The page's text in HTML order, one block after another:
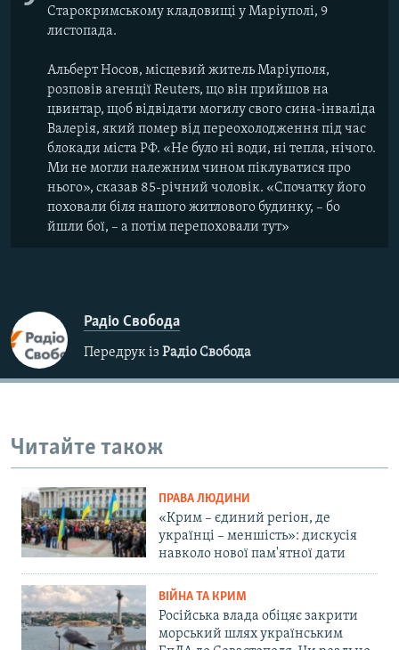
Старокримському кладовищі у Маріуполі, 9
листопада.
Альберт Носов, місцевий житель Маріуполя,
розповів агенції Reuters, що він прийшов на
цвинтар, щоб відвідати могилу свого сина-інваліда
Валерія, який помер від переохолодження під час
блокади міста РФ. «Не було ні води, ні тепла, нічого.
Ми не могли належним чином піклуватися про
нього», сказав 85-річний чоловік. «Спочатку його
поховали біля нашого житлового будинку, – бо
йшли бої, – а потім перепоховали тут»
Радіо Свобода
Передрук із Радіо Свобода
Читайте також
ПРАВА ЛЮДИНИ
«Крим – єдиний регіон, де
українці – меншість»: дискусія
навколо нової пам'ятної дати
ВІЙНА ТА КРИМ
Російська влада обіцяє закрити
морський шлях українським